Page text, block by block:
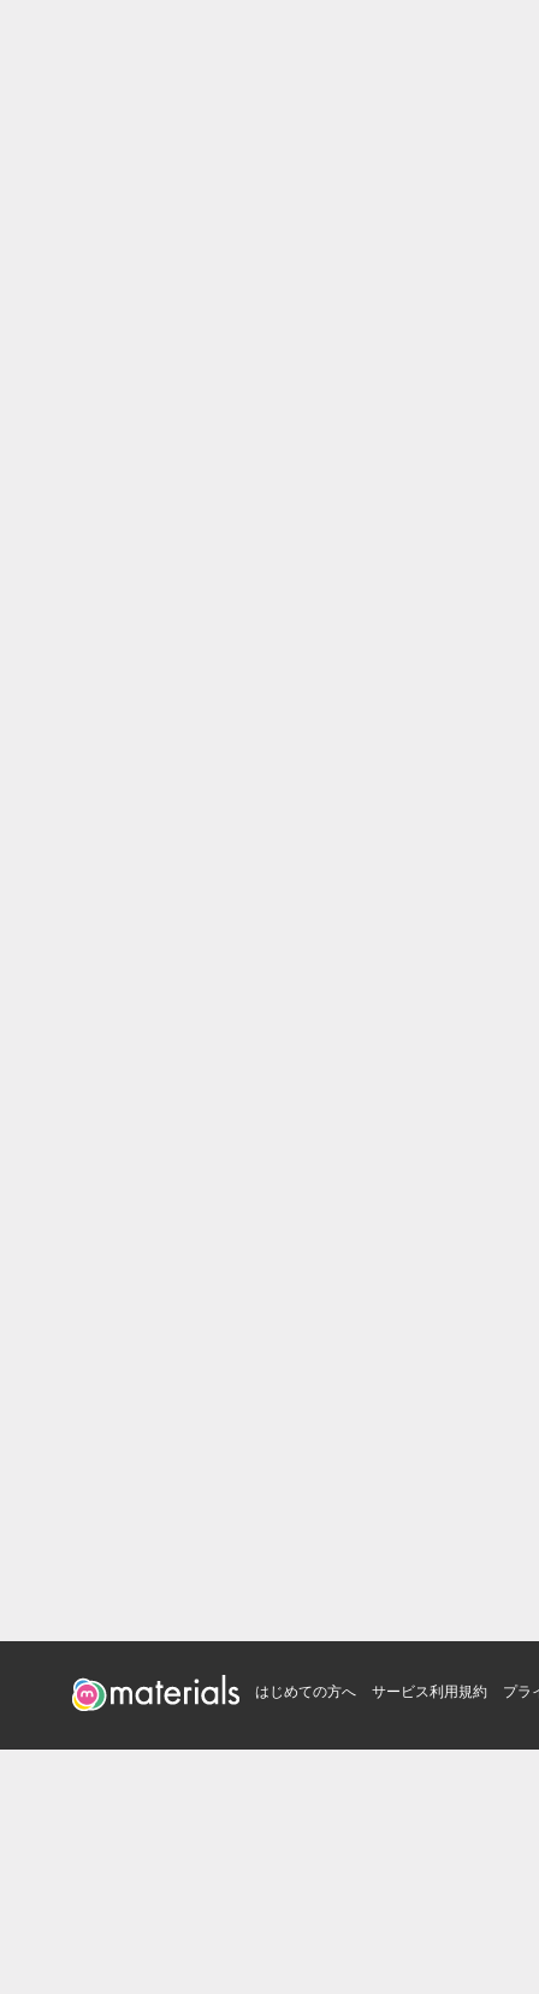
はじめての方へ サービス利用規約 プラ